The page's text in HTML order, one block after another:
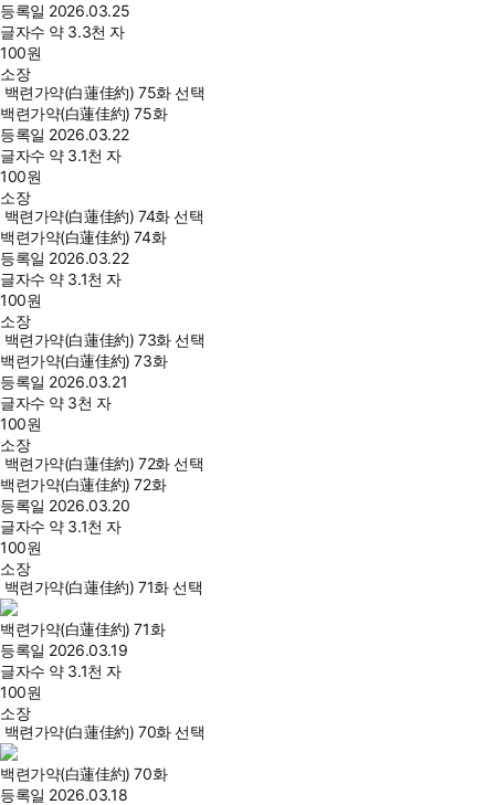
등록일 2026.03.25
글자수 약 3.3천 자
100원
소장
백련가약(白蓮佳約) 75화 선택
백련가약(白蓮佳約) 75화
등록일 2026.03.22
글자수 약 3.1천 자
100원
소장
백련가약(白蓮佳約) 74화 선택
백련가약(白蓮佳約) 74화
등록일 2026.03.22
글자수 약 3.1천 자
100원
소장
백련가약(白蓮佳約) 73화 선택
백련가약(白蓮佳約) 73화
등록일 2026.03.21
글자수 약 3천 자
100원
소장
백련가약(白蓮佳約) 72화 선택
백련가약(白蓮佳約) 72화
등록일 2026.03.20
글자수 약 3.1천 자
100원
소장
백련가약(白蓮佳約) 71화 선택
백련가약(白蓮佳約) 71화
등록일 2026.03.19
글자수 약 3.1천 자
100원
소장
백련가약(白蓮佳約) 70화 선택
백련가약(白蓮佳約) 70화
등록일 2026.03.18